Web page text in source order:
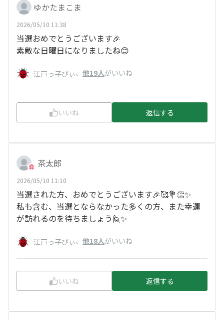
ゆかたまこま
2026/05/10 11:38
当選おめでとうございます🎉
素敵な日曜日になりましたね😊
江戸っ子ぴぃ、 他19人がいいね
いいね 返信する
茶太郎
2026/05/10 11:10
当選された方、おめでとうございます🎉🥰💐👏✨
私も含む、当選とならなかった多くの方、また幸運
が訪れるのを待ちましょう🙋✨
江戸っ子ぴぃ、 他18人がいいね
いいね 返信する